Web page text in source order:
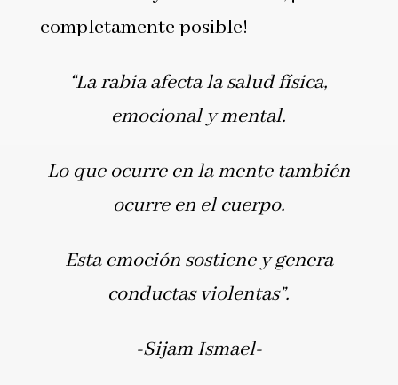
completamente posible!
“La rabia afecta la salud física,
emocional y mental.
Lo que ocurre en la mente también
ocurre en el cuerpo.
Esta emoción sostiene y genera
conductas violentas”.
-Sijam Ismael-